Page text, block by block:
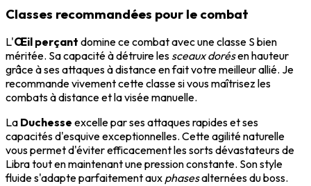
Classes recommandées pour le combat
L'Œil perçant domine ce combat avec une classe S bien
méritée. Sa capacité à détruire les sceaux dorésen hauteur
grâce à ses attaques à distance en fait votre meilleur allié. Je
recommande vivement cette classe si vous maîtrisez les
combats à distance et la visée manuelle.
La Duchesse excelle par ses attaques rapides et ses
capacités d'esquive exceptionnelles. Cette agilité naturelle
vous permet d'éviter efficacement les sorts dévastateurs de
Libra tout en maintenant une pression constante. Son style
fluide s'adapte parfaitement aux phasesalternées du boss.